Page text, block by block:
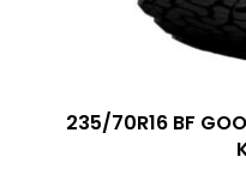
235/70R16 BF